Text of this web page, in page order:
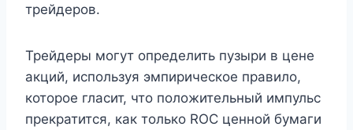
трейдеров.
Трейдеры могут определить пузыри в цене
акций, используя эмпирическое правило,
которое гласит, что положительный импульс
прекратится, как только ROC ценной бумаги